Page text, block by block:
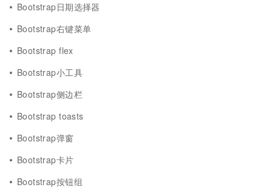
Bootstrap日期选择器
Bootstrap右键菜单
Bootstrap flex
Bootstrap小工具
Bootstrap侧边栏
Bootstrap toasts
Bootstrap弹窗
Bootstrap卡片
Bootstrap按钮组